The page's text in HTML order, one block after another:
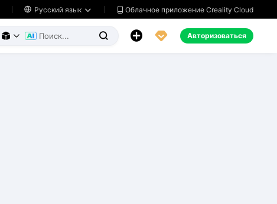
 Русский язык   Облачное приложение Creality Cloud
     Авторизоваться